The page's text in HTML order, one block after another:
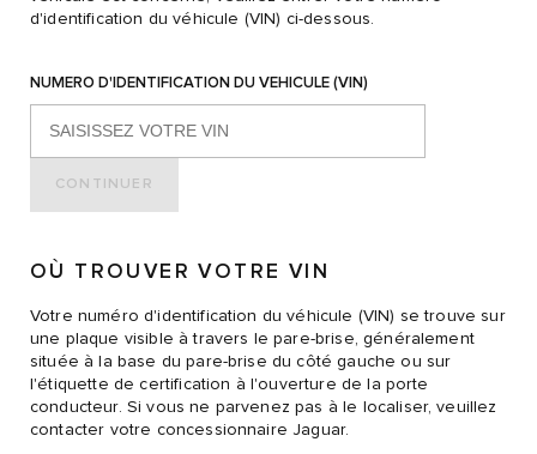
d'identification du véhicule (VIN) ci-dessous.
NUMERO D'IDENTIFICATION DU VEHICULE (VIN)
CONTINUER
OÙ TROUVER VOTRE VIN
Votre numéro d'identification du véhicule (VIN) se trouve sur
une plaque visible à travers le pare-brise, généralement
située à la base du pare-brise du côté gauche ou sur
l'étiquette de certification à l'ouverture de la porte
conducteur. Si vous ne parvenez pas à le localiser, veuillez
contacter votre concessionnaire Jaguar.